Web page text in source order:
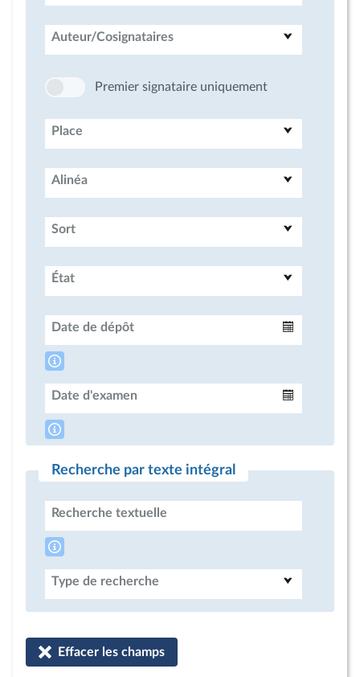
Auteur/Cosignataires
Premier signataire uniquement
Place
Alinéa
Sort
État
Date de dépôt
Date d'examen
Recherche par texte intégral
Recherche textuelle
Type de recherche
Effacer les champs